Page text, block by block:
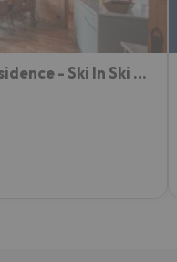
2 Bed In Prince Des Cimes Residence - Ski In Ski Out - Arc 1950